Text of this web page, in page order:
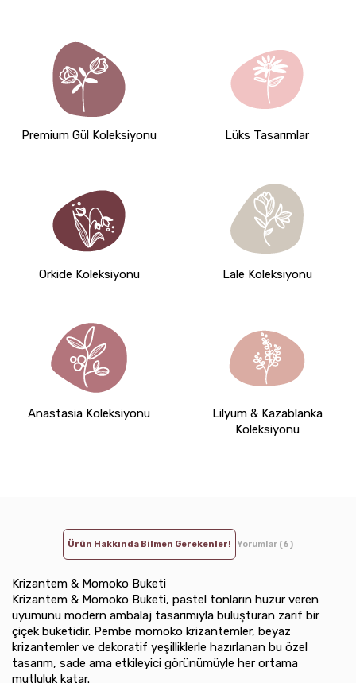
Premium Gül Koleksiyonu Lüks Tasarımlar
Orkide Koleksiyonu Lale Koleksiyonu
Anastasia Koleksiyonu
Lilyum & Kazablanka
Koleksiyonu
Ürün Hakkında Bilmen Gerekenler! Yorumlar (6)
Krizantem & Momoko Buketi
Krizantem & Momoko Buketi, pastel tonların huzur veren
uyumunu modern ambalaj tasarımıyla buluşturan zarif bir
çiçek buketidir. Pembe momoko krizantemler, beyaz
krizantemler ve dekoratif yeşilliklerle hazırlanan bu özel
tasarım, sade ama etkileyici görünümüyle her ortama
mutluluk katar.